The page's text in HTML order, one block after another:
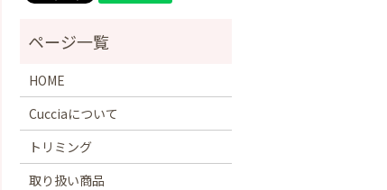
HOME
Cucciaについて
トリミング
取り扱い商品